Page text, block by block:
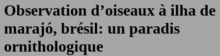
Observation d’oiseaux à ilha de
marajó, brésil: un paradis
ornithologique